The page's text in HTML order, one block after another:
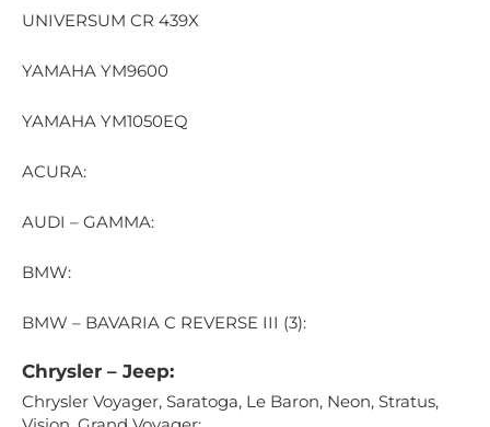
UNIVERSUM CR 439X
YAMAHA YM9600
YAMAHA YM1050EQ
ACURA:
AUDI – GAMMA:
BMW:
BMW – BAVARIA C REVERSE III (3):
Chrysler – Jeep:
Chrysler Voyager, Saratoga, Le Baron, Neon, Stratus,